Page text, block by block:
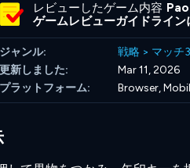
レビューしたゲーム内容
ゲームレビューガイドライン
ジャンル: 戦略 > マッチ3
更新しました:
Mar 11, 2026
プラットフォーム:
Browser,